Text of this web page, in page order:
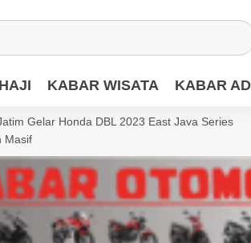
KABAR WISATA KABAR
Gelar Honda DBL 2023 East Java Series
Masif